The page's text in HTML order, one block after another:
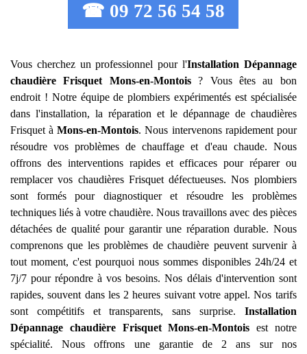
☎ 09 72 56 54 58
Vous cherchez un professionnel pour l'Installation Dépannage
chaudière Frisquet
Mons-en-Montois? Vous êtes au bon
endroit ! Notre équipe de plombiers expérimentés est spécialisée
dans l'installation, la réparation et le dépannage de chaudières
Frisquet àMons-en-Montois. Nous intervenons rapidement pour
résoudre vos problèmes de chauffage et d'eau chaude. Nous
offrons des interventions rapides et efficaces pour réparer ou
remplacer vos chaudières Frisquet défectueuses. Nos plombiers
sont formés pour diagnostiquer et résoudre les problèmes
techniques liés à votre chaudière. Nous travaillons avec des pièces
détachées de qualité pour garantir une réparation durable. Nous
comprenons que les problèmes de chaudière peuvent survenir à
tout moment, c'est pourquoi nous sommes disponibles 24h/24 et
7j/7 pour répondre à vos besoins. Nos délais d'intervention sont
rapides, souvent dans les 2 heures suivant votre appel. Nos tarifs
sont compétitifs et transparents, sans surprise. Installation
Dépannage chaudière Frisquet Mons-en-Montois est notre
spécialité. Nous offrons une garantie de 2 ans sur nos